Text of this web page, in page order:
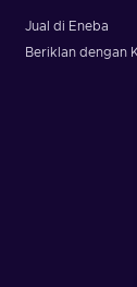
Jual di Eneba
Beriklan dengan